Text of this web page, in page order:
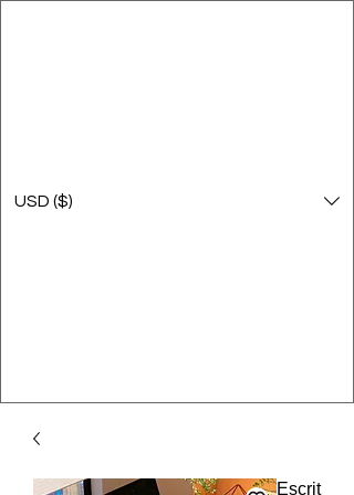
USD ($)
Escrit